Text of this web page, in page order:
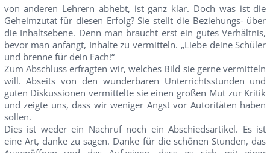
von anderen Lehrern abhebt, ist ganz klar. Doch was ist die
Geheimzutat für diesen Erfolg? Sie stellt die Beziehungs- über
die Inhaltsebene. Denn man braucht erst ein gutes Verhältnis,
bevor man anfängt, Inhalte zu vermitteln. „Liebe deine Schüler
und brenne für dein Fach!“
Zum Abschluss erfragten wir, welches Bild sie gerne vermitteln
will. Abseits von den wunderbaren Unterrichtsstunden und
guten Diskussionen vermittelte sie einen großen Mut zur Kritik
und zeigte uns, dass wir weniger Angst vor Autoritäten haben
sollen.
Dies ist weder ein Nachruf noch ein Abschiedsartikel. Es ist
eine Art, danke zu sagen. Danke für die schönen Stunden, das